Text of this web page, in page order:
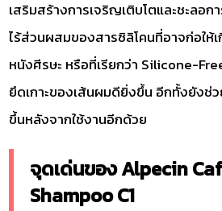
เสริมสร้างการเจริญเติบโตและชะลอ
ไร้ส่วนผสมของสารซิลิโคนที่อาจก่อใ
หนังศีรษะ หรือที่เรียกว่า Silicone-
ยึดเกาะของเส้นผมดียิ่งขึ้น อีกทั้งยังช่
ขึ้นหลังจากใช้งานอีกด้วย
จุดเด่นของ Alpecin
Shampoo C1